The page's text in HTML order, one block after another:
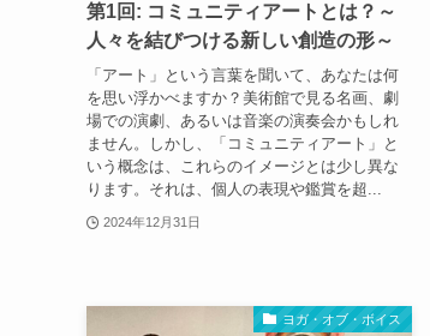
第1回: コミュニティアートとは？～
人々を結びつける新しい創造の形～
「アート」という言葉を聞いて、あなたは何
を思い浮かべますか？美術館で見る名画、劇
場での演劇、あるいは音楽の演奏会かもしれ
ません。しかし、「コミュニティアート」と
いう概念は、これらのイメージとは少し異な
ります。それは、個人の表現や鑑賞を超...
2024年12月31日
ヨガ・オブ・ボイス